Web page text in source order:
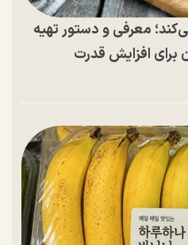
معرفی و دستور تهیه
افزایش قدرت